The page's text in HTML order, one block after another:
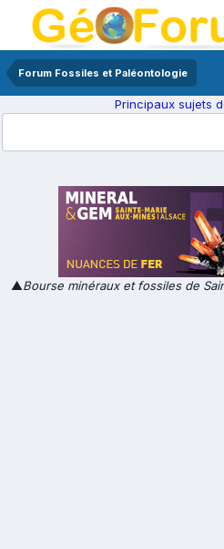
Forum Fossiles et Paléontologie
Principaux sujets
▲Bourse minéraux et fossiles de